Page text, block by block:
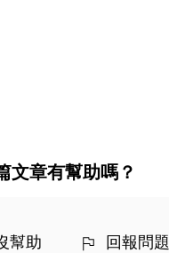
文章有幫助嗎？
幫助 回報問題